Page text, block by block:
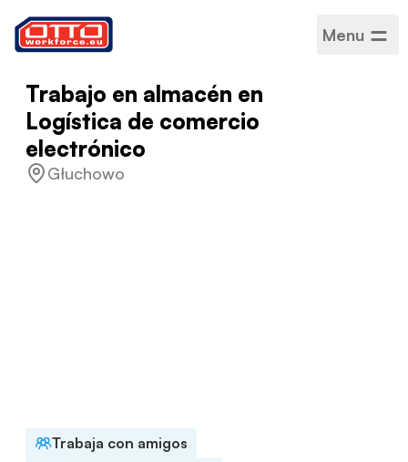
Menu
Trabajo en almacén en
Logística de comercio
electrónico
Głuchowo
Trabaja con amigos